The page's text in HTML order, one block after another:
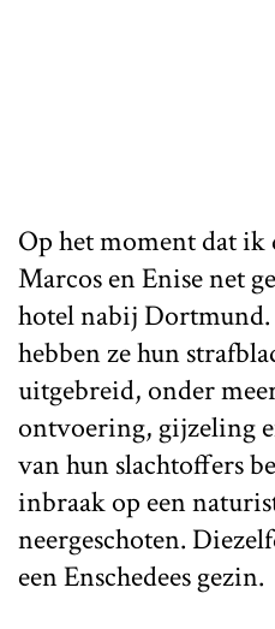
Op het moment dat
Marcos en Enise net
hotel nabij
hebben ze hun
uitgebreid, onder
ontvoering, gijzeling
van hun slachtoffers
inbraak op een
neergeschoten.
een Enschedees gezin.